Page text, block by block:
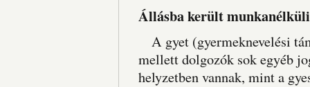
Állásba került munkanélküli
A gyet (gyermeknevelési
mellett dolgozók sok egyéb
helyzetben vannak, mint a